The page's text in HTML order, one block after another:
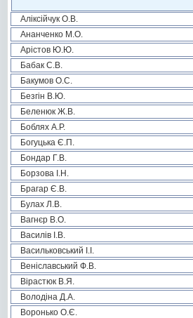
Аліксійчук О.В.
Ананченко М.О.
Арістов Ю.Ю.
Бабак С.В.
Бакумов О.С.
Безгін В.Ю.
Беленюк Ж.В.
Боблях А.Р.
Богуцька Є.П.
Бондар Г.В.
Борзова І.Н.
Брагар Є.В.
Булах Л.В.
Вагнєр В.О.
Василів І.В.
Васильковський І.І.
Веніславський Ф.В.
Вірастюк В.Я.
Володіна Д.А.
Воронько О.Є.